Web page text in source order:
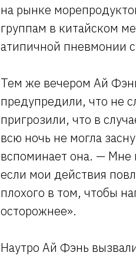
на рынке
группам в китайском
атипичной пневмонии
Тем же вечером Ай
предупредили, что не
пригрозили, что в
всю ночь не могла
вспоминает она. — Мне
если мои действия
плохого в том, чтобы
осторожнее».
Наутро Ай Фэнь